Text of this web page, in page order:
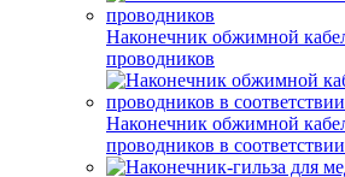
Наконечник обжимной
проводников
Наконечник обжимной
проводников в